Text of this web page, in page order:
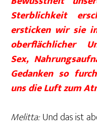
Sterblichkeit
ersticken wir sie
oberflächlicher
Sex,
Gedanken so
uns die Luft zum
Melitta:Und das ist